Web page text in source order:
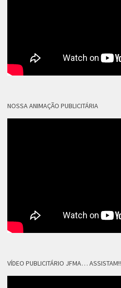
NOSSA ANIMAÇÃO PUBLICITÁRIA
VÍDEO PUBLICITÁRIO JFMA… ASSISTAM!!